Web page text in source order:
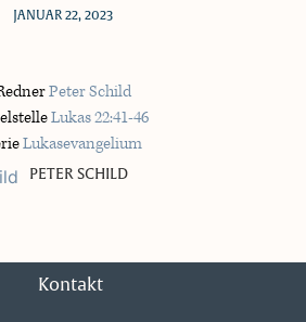
JANUAR 22, 2023
Peter Schild
Lukas 22:41-46
Lukasevangelium
PETER SCHILD
Kontakt